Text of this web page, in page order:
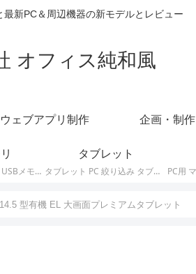
最新PC＆周辺機器の新モデルとレビュー
オフィス純和風
ウェブアプリ制作 企画・制作
USBメモリ 絞り込み USBメモリの最新モデルやスペック・仕様に関する情報。
タブレット
タブレット PC 絞り込み タブレットの最新モデルやスペック・仕様に関する情報。
型有機 EL 大画面プレミアムタブレット